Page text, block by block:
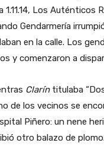
1.11.14, Los
Gendarmería
en la calle. Los
y comenzaron a
Claríntitulaba
de los vecinos se
Piñero: un nene
otro balazo de plomo.